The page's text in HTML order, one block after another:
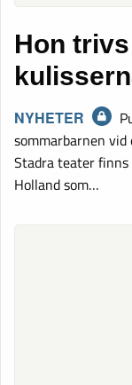
Hon
NYHETER
sommarbarnen
Stadra teater
Holland som…